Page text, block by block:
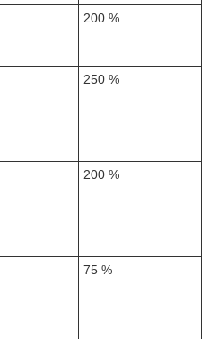
200 %
250 %
200 %
75 %